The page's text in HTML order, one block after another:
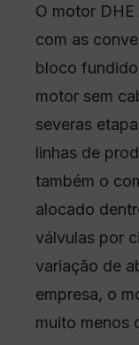
O motor
com as
bloco
motor sem
severas
linhas de
também o
alocado
válvulas por
variação de
empresa, o
muito menos